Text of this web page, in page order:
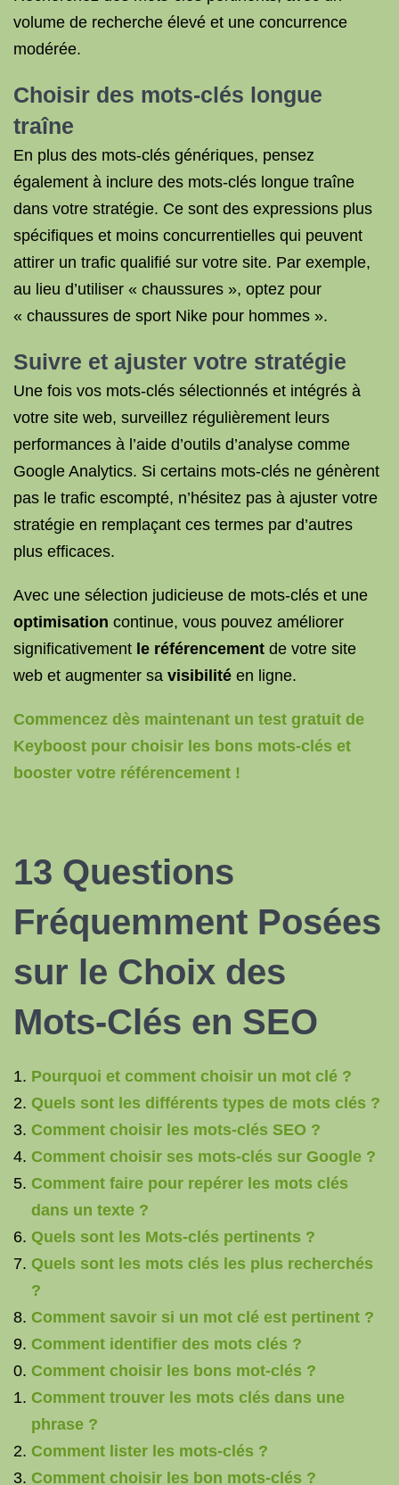
volume de recherche élevé et une concurrence
modérée.
Choisir des mots-clés longue
traîne
En plus des mots-clés génériques, pensez
également à inclure des mots-clés longue traîne
dans votre stratégie. Ce sont des expressions plus
spécifiques et moins concurrentielles qui peuvent
attirer un trafic qualifié sur votre site. Par exemple,
au lieu d’utiliser « chaussures », optez pour
« chaussures de sport Nike pour hommes ».
Suivre et ajuster votre stratégie
Une fois vos mots-clés sélectionnés et intégrés à
votre site web, surveillez régulièrement leurs
performances à l’aide d’outils d’analyse comme
Google Analytics. Si certains mots-clés ne génèrent
pas le trafic escompté, n’hésitez pas à ajuster votre
stratégie en remplaçant ces termes par d’autres
plus efficaces.
Avec une sélection judicieuse de mots-clés et une
optimisation continue, vous pouvez améliorer
significativement le référencement de votre site
web et augmenter sa visibilité en ligne.
Commencez dès maintenant un test gratuit de
Keyboost pour choisir les bons mots-clés et
booster votre référencement !
13 Questions
Fréquemment Posées
sur le Choix des
Mots-Clés en SEO
Pourquoi et comment choisir un mot clé ?
Quels sont les différents types de mots clés ?
Comment choisir les mots-clés SEO ?
Comment choisir ses mots-clés sur Google ?
Comment faire pour repérer les mots clés
dans un texte ?
Quels sont les Mots-clés pertinents ?
Quels sont les mots clés les plus recherchés
?
Comment savoir si un mot clé est pertinent ?
Comment identifier des mots clés ?
Comment choisir les bons mot-clés ?
Comment trouver les mots clés dans une
phrase ?
Comment lister les mots-clés ?
Comment choisir les bon mots-clés ?